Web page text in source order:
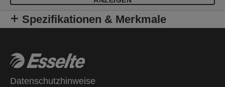
Spezifikationen & Merkmale
Datenschutzhinweise